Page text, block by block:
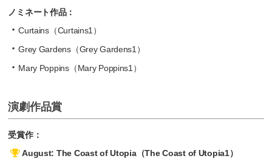
ノミネート作品：
Curtains（Curtains1）
Grey Gardens（Grey Gardens1）
Mary Poppins（Mary Poppins1）
演劇作品賞
受賞作：
August: The Coast of Utopia（The Coast of Utopia1）